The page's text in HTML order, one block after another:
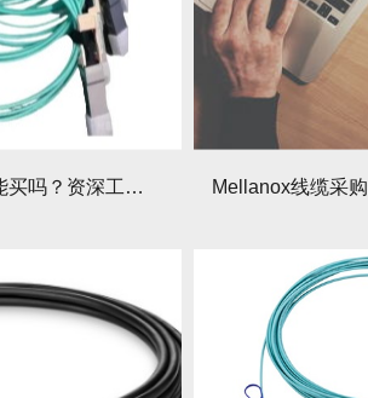
二手Mellanox线缆能买吗？资深工程师的避坑忠告！